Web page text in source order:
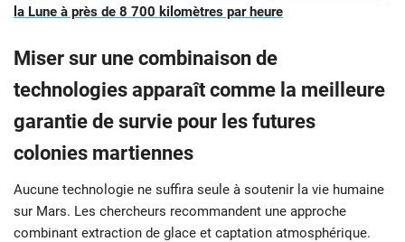
la Lune à près de 8 700 kilomètres par heure
Miser sur une combinaison de
technologies apparaît comme la meilleure
garantie de survie pour les futures
colonies martiennes
Aucune technologie ne suffira seule à soutenir la vie humaine
sur Mars. Les chercheurs recommandent une approche
combinant extraction de glace et captation atmosphérique.